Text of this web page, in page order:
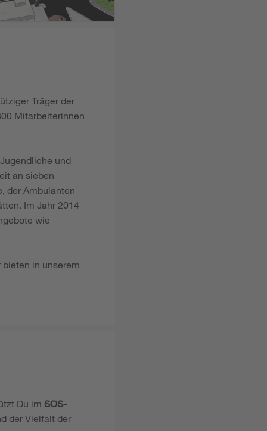
Träger der
Mitarbeiterinnen
und
an sieben
der Ambulanten
Im Jahr 2014
wie
in unserem
Du im SOS-
der Vielfalt der